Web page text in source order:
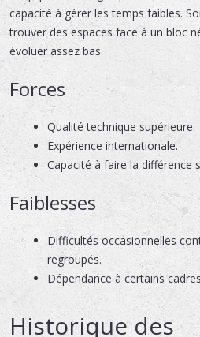
capacité à gérer les temps faibles.
trouver des espaces face à un bloc
évoluer assez bas.
Forces
Qualité technique supérieure.
Expérience internationale.
Capacité à faire la différence
Faiblesses
Difficultés occasionnelles
regroupés.
Dépendance à certains
Historique des